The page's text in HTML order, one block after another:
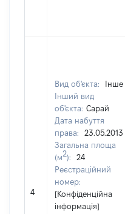
4
Вид об'єкта:
Інше
Інший вид
об'єкта: Сарай
Дата набуття
права:
23.05.2013
Загальна площа
(м2):
24
Реєстраційний
номер:
[Конфіденційна
інформація]